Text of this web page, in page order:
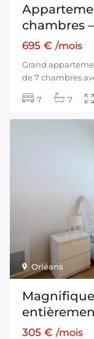
chambres
695 €/mois
Grand
de 7 chambres
7 7
Orléans
305 €/mois